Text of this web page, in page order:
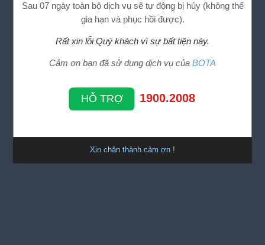
Sau 07 ngày toàn bộ dịch vụ sẽ tự động bị hủy (không thể
gia hạn và phục hồi được).
Rất xin lỗi Quý khách vì sự bất tiện này.
Cảm ơn bạn đã sử dụng dịch vụ của BOTA
HỖ TRỢ 1900.2008
Xin chân thành cảm ơn !